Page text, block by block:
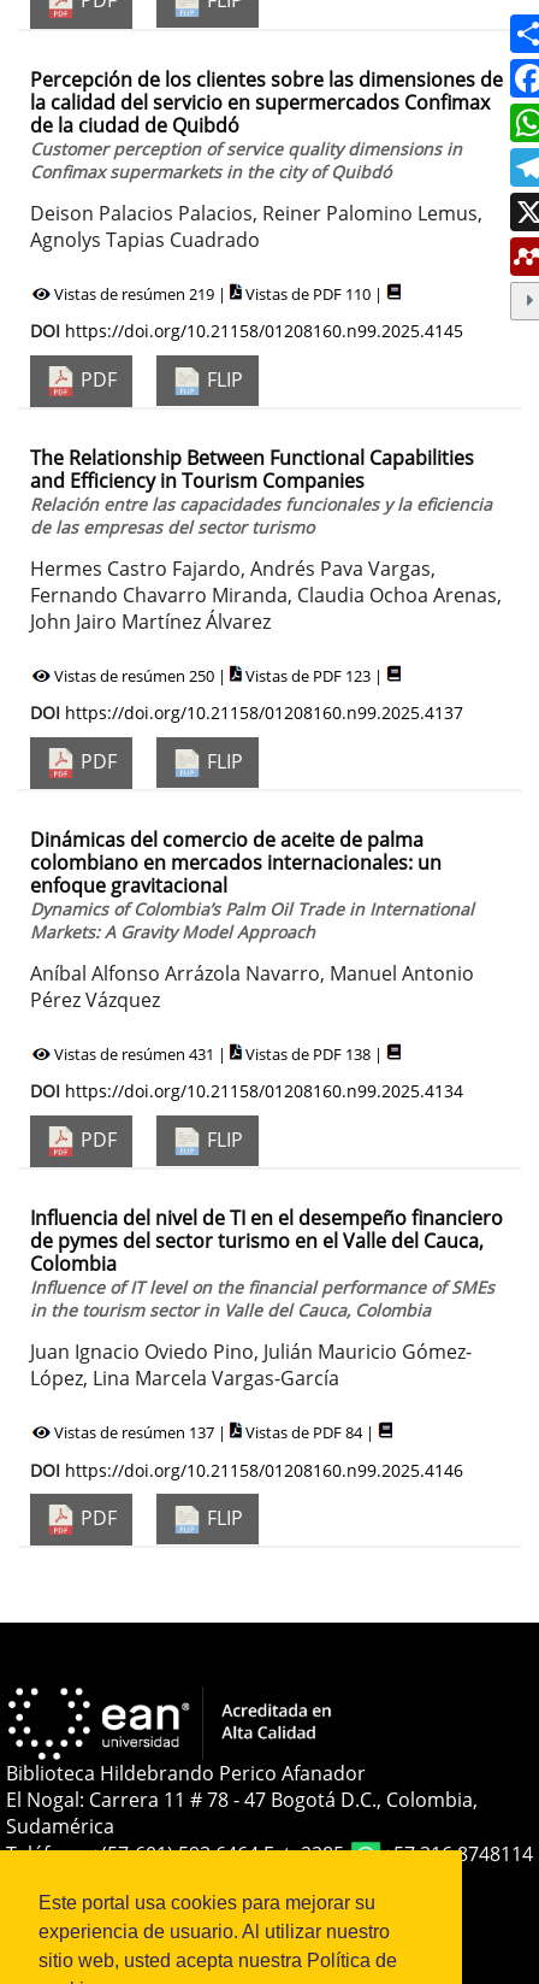
Este portal usa cookies para mejorar su
experiencia de usuario. Al utilizar nuestro
sitio web, usted acepta nuestra Política de
Percepción de los clientes sobre las dimensiones de
la calidad del servicio en supermercados Confimax
de la ciudad de Quibdó
Customer perception of service quality dimensions in
Confimax supermarkets in the city of Quibdó
Deison Palacios Palacios, Reiner Palomino Lemus,
Agnolys Tapias Cuadrado
Vistas de resúmen 219 | Vistas de PDF 110 |
DOI https://doi.org/10.21158/01208160.n99.2025.4145
PDF FLIP
The Relationship Between Functional Capabilities
and Efficiency in Tourism Companies
Relación entre las capacidades funcionales y la eficiencia
de las empresas del sector turismo
Hermes Castro Fajardo, Andrés Pava Vargas,
Fernando Chavarro Miranda, Claudia Ochoa Arenas,
John Jairo Martínez Álvarez
Vistas de resúmen 250 | Vistas de PDF 123 |
DOI https://doi.org/10.21158/01208160.n99.2025.4137
PDF FLIP
Dinámicas del comercio de aceite de palma
colombiano en mercados internacionales: un
enfoque gravitacional
Dynamics of Colombia’s Palm Oil Trade in International
Markets: A Gravity Model Approach
Aníbal Alfonso Arrázola Navarro, Manuel Antonio
Pérez Vázquez
Vistas de resúmen 431 | Vistas de PDF 138 |
DOI https://doi.org/10.21158/01208160.n99.2025.4134
PDF FLIP
Influencia del nivel de TI en el desempeño financiero
de pymes del sector turismo en el Valle del Cauca,
Colombia
Influence of IT level on the financial performance of SMEs
in the tourism sector in Valle del Cauca, Colombia
Juan Ignacio Oviedo Pino, Julián Mauricio Gómez-
López, Lina Marcela Vargas-García
Vistas de resúmen 137 | Vistas de PDF 84 |
DOI https://doi.org/10.21158/01208160.n99.2025.4146
PDF FLIP
Biblioteca Hildebrando Perico Afanador
El Nogal: Carrera 11 # 78 - 47 Bogotá D.C., Colombia,
Sudamérica
Teléfono:+(57-601) 593 6464 Ext. 2285
+57 316 8748114
biblioteca@universidadean.edu.co